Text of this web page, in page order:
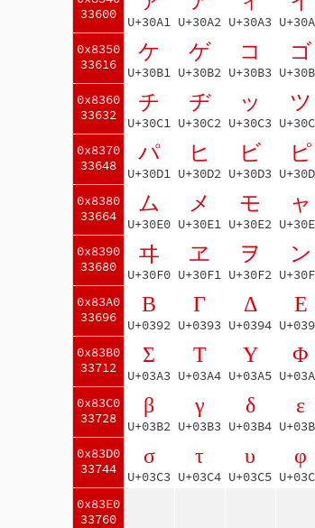
33600
0x8350
33616
0x8360
33632
0x8370
33648
0x8380
33664
0x8390
33680
0x83A0
33696
0x83B0
33712
0x83C0
33728
0x83D0
33744
0x83E0
33760
U+30A1 U+30A2 U+30A3
ケ
U+30B1
ゲ
U+30B2
コ
U+30B3
ゴ
チ
U+30C1
ヂ
U+30C2
ッ
U+30C3
ツ
パ
U+30D1
ヒ
U+30D2
ビ
U+30D3
ピ
ム
U+30E0
メ
U+30E1
モ
U+30E2
ャ
ヰ
U+30F0
ヱ
U+30F1
ヲ
U+30F2
ン
Β
U+0392
Γ
U+0393
Δ
U+0394
Ε
Σ
U+03A3
Τ
U+03A4
Υ
U+03A5
Φ
β
U+03B2
γ
U+03B3
δ
U+03B4
ε
σ
U+03C3
τ
U+03C4
υ
U+03C5
φ